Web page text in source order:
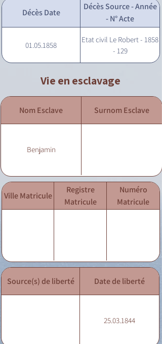
Décès Date
Décès Source - Année
- N° Acte
01.05.1858
Etat civil Le Robert - 1858
- 129
Vie en esclavage
Nom Esclave Surnom Esclave
Benjamin
Ville Matricule
Registre
Matricule
Numéro
Matricule
Source(s) de liberté Date de liberté
25.03.1844